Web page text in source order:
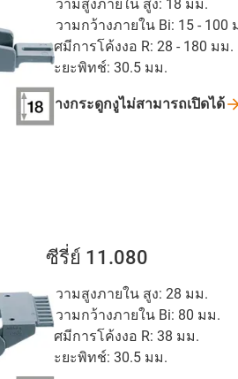
ความสูงภายใน สูง: 18 มม.
ความกว้างภายใน Bi: 15 - 100
รัศมีการโค้งงอ R: 28 - 180 มม.
ระยะพิทช์: 30.5 มม.
รางกระดูกงูไม่สามารถเปิดได้
ซีรี่ย์ 11.080
ความสูงภายใน สูง: 28 มม.
ความกว้างภายใน Bi: 80 มม.
รัศมีการโค้งงอ R: 38 มม.
ระยะพิทช์: 30.5 มม.